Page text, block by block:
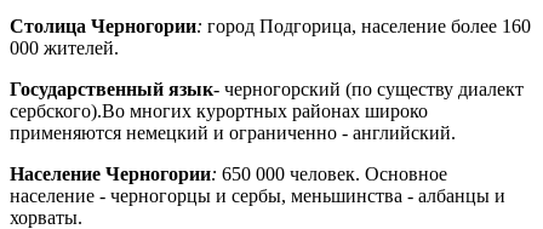
Столица Черногории: город Подгорица, население более 160
000 жителей.
Государственный язык- черногорский (по существу диалект
сербского).Во многих курортных районах широко
применяются немецкий и ограниченно - английский.
Население Черногории: 650 000 человек. Основное
население - черногорцы и сербы, меньшинства - албанцы и
хорваты.